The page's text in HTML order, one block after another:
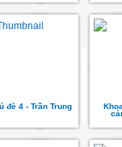
đè 4 - Trần Trung